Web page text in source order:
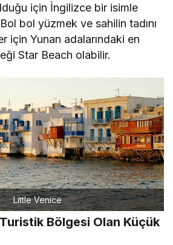
için İngilizce bir isimle
bol yüzmek ve sahilin tadını
için Yunan adalarındaki en
Star Beach olabilir.
Little Venice
Bölgesi Olan Küçük